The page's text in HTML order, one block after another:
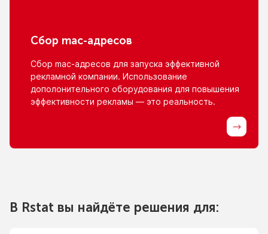
Сбор mac-адресов
Сбор mac-адресов для запуска эффективной
рекламной компании. Использование
дополонительного оборудования для повышения
эффективности рекламы — это реальность.
В Rstat вы найдёте решения для: